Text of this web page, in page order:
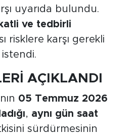
uyarıda bulundu.
ve tedbirli
risklere karşı gerekli
AÇIKLANDI
05 Temmuz 2026
, aynı gün saat
sürdürmesinin